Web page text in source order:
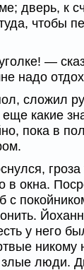
дверь, к
чтобы
—
надо
сложил
какие
пока в
в окна.
с
у него
никому
люди.